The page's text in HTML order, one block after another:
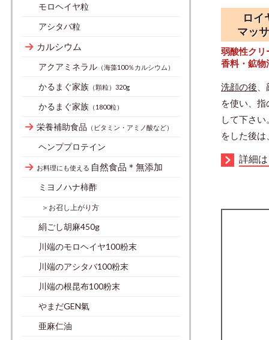
ロイ
マッ
弱酸性
香料・鉱物
洗顔の後
を使い、
して下さ
をした後
詳細
モロヘイヤ粒
アシタバ粒
カルシウム
アクアミネラル （海藻100％カルシウム）
かるまぐ家族 （顆粒）320g
かるまぐ家族 （1800粒）
栄養補助食品 （ビタミン・アミノ酸など）
ヘンププロテイン
お料理にも使える 自然食品＊無添加
ミヨノハナ柿酢
＞お召し上がり方
絹ごし胡麻450g
川端のモロヘイヤ100粉末
川端のアシタバ100粉末
川端の根昆布100粉末
やまだGEN氣
亜麻仁油